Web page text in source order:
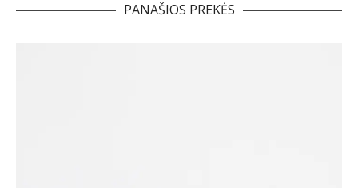
PANAŠIOS PREKĖS